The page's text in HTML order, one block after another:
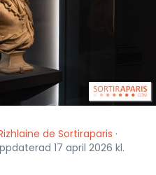
de Sortiraparis ·
17 april 2026 kl.